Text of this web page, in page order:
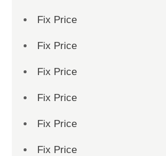
Fix Price
Fix Price
Fix Price
Fix Price
Fix Price
Fix Price